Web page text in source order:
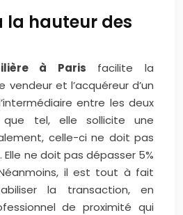
la hauteur des
à Paris facilite la
et l’acquéreur d’un
entre les deux
tel, elle sollicite une
celle-ci ne doit pas
ne doit pas dépasser 5%
il est tout à fait
la transaction, en
de proximité qui